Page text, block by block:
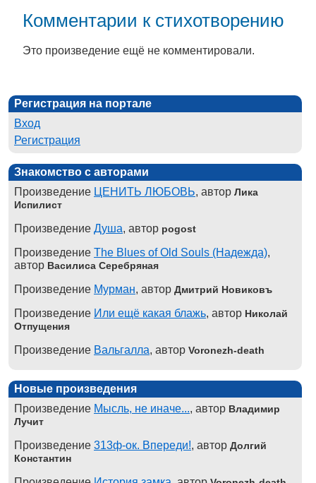
Комментарии к стихотворению
Это произведение ещё не комментировали.
Регистрация на портале
Вход
Регистрация
Знакомство с авторами
Произведение ЦЕНИТЬ ЛЮБОВЬ, автор Лика
Испилист
Произведение Душа, автор pogost
Произведение The Blues of Old Souls (Надежда),
автор Василиса Серебряная
Произведение Мурман, автор Дмитрий Новиковъ
Произведение Или ещё какая блажь, автор Николай
Отпущения
Произведение Вальгалла, автор Voronezh-death
Новые произведения
Произведение Мысль, не иначе..., автор Владимир
Лучит
Произведение 313ф-ок. Впереди!, автор Долгий
Константин